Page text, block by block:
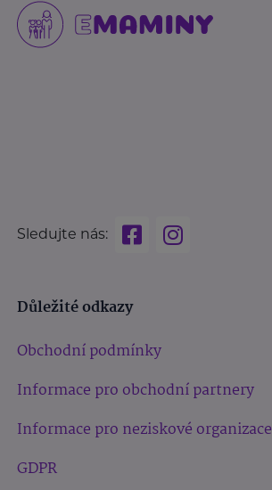
Sledujte nás:
Důležité odkazy
Obchodní podmínky
Informace pro obchodní partnery
Informace pro neziskové organizace
GDPR